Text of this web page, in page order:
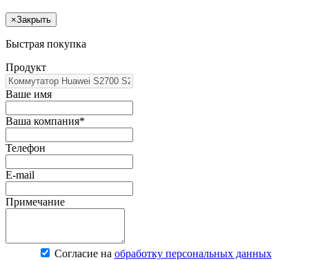
×Закрыть
Быстрая покупка
Продукт
Ваше имя
Ваша компания*
Телефон
E-mail
Примечание
Согласие на обработку персональных данных